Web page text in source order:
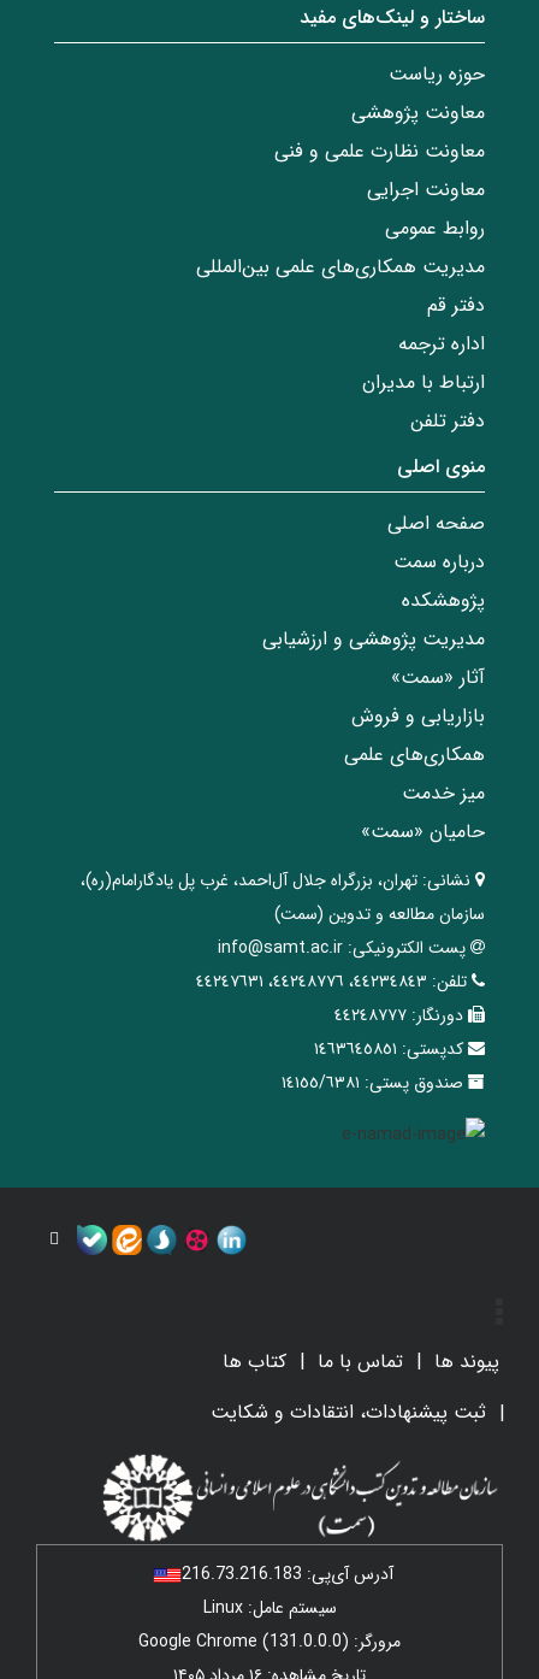
ساختار‌‌ و‌‌ لینک‌های مفید
حوزه ریاست
معاونت پژوهشی
معاونت نظارت علمی و فنی
معاونت اجرایی
روابط عمومی
مدیریت همکاری‌های علمی بین‌المللی
دفتر قم
اداره ترجمه
ارتباط با مدیران
دفتر تلفن
منوی اصلی
صفحه اصلی
درباره سمت
پژوهشکده
مدیریت پژوهشی و ارزشیابی
آثار «سمت»
بازاریابی و فروش
همکاری‌های علمی
میز خدمت
حامیان «سمت»
نشانی: تهران، ‌بزرگراه ‌جلال آل‌احمد، غرب پل يادگار‌امام(ره)‌،
سازمان مطالعه و تدوین‌ (سمت)
پست الکترونیکی: info@samt.ac.ir
تلفن: ٤٤٢٣٤٨٤٣، ٤٤٢٤٨٧٧٦، ٤٤٢٤٧٦٣١
دورنگار: ٤٤٢٤٨٧٧٧
کدپستی: ١٤٦٣٦٤٥٨٥١
صندوق پستی: ١٤١٥٥/٦٣٨١
پیوند ها تماس با ما
کتاب ها
ثبت پیشنهادات، انتقادات و شکایت
آدرس آی‌پی: 216.73.216.183
سیستم عامل: Linux
مرورگر: Google Chrome (131.0.0.0)